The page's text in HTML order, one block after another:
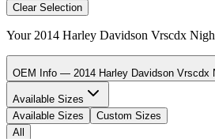
Clear Selection
Your 2014 Harley Davidson Vrscdx
OEM Info — 2014 Harley Davidson Vrscdx
Available Sizes
Available Sizes
Custom Sizes
All